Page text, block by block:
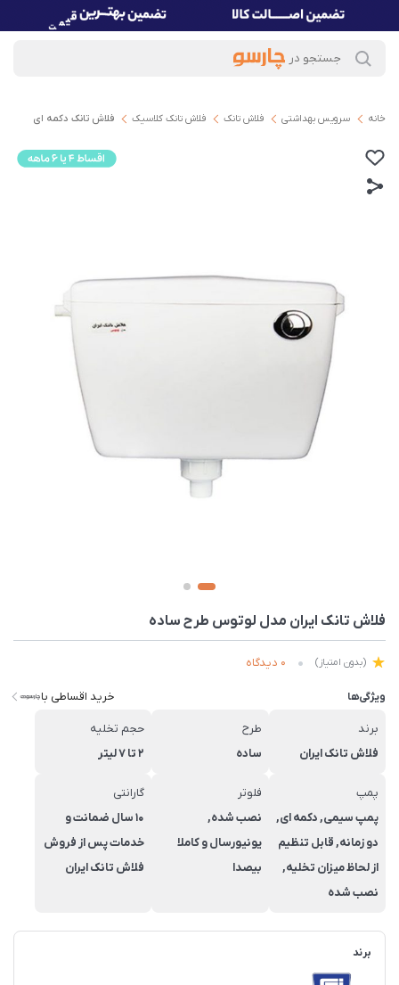
خانه سرویس بهداشتی فلاش تانک فلاش تانک کلاسیک فلاش تانک دکمه ای
فلاش تانک ایران مدل لوتوس طرح ساده
(بدون امتیاز) 0 دیدگاه
ویژگی‌ها خرید اقساطی با
برند
فلاش تانک ایران
طرح
ساده
حجم تخلیه
2 تا 7 لیتر
پمپ
پمپ سیمی, دکمه ای,
دو زمانه, قابل تنظیم
از لحاظ میزان تخلیه,
نصب شده
فلوتر
نصب شده,
یونیورسال و کاملا
بیصدا
گارانتی
10 سال ضمانت و
خدمات پس از فروش
فلاش تانک ایران
برند